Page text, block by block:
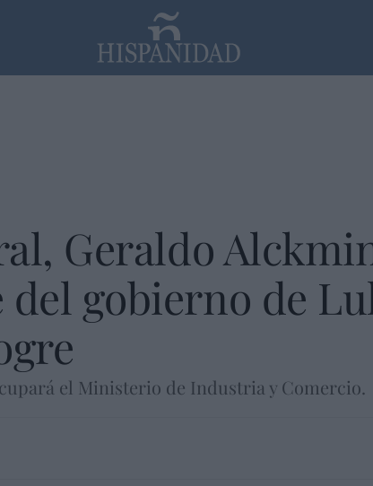
Geraldo
gobierno de
el Ministerio de Industria y Comercio.